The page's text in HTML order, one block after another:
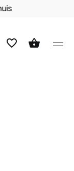
favorite_border shopping_basket